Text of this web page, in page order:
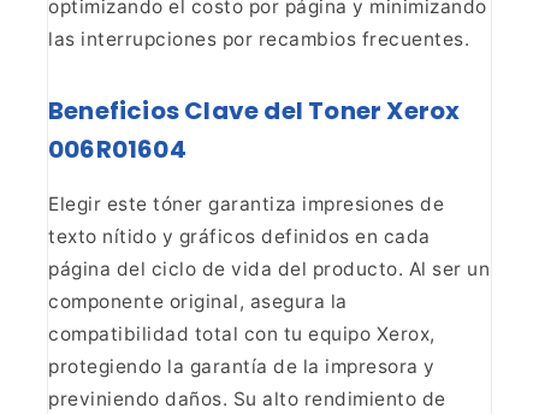
optimizando el costo por página y minimizando
las interrupciones por recambios frecuentes.
Beneficios Clavedel Toner Xerox
006R01604
Elegir este tóner garantiza impresiones de
texto nítido y gráficos definidos en cada
página del ciclo de vida del producto. Al ser un
componente original, asegura la
compatibilidad total con tu equipo Xerox,
protegiendo la garantía de la impresora y
previniendo daños. Su alto rendimiento de